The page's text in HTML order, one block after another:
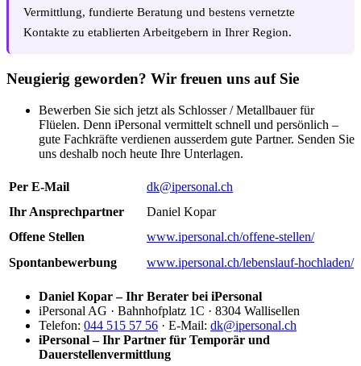
Vermittlung, fundierte Beratung und bestens vernetzte
Kontakte zu etablierten Arbeitgebern in Ihrer Region.
Neugierig geworden? Wir freuen uns auf Sie
Bewerben Sie sich jetzt als Schlosser / Metallbauer für
Flüelen. Denn iPersonal vermittelt schnell und persönlich –
gute Fachkräfte verdienen ausserdem gute Partner. Senden Sie
uns deshalb noch heute Ihre Unterlagen.
Per E-Mail
dk@ipersonal.ch
Ihr Ansprechpartner
Daniel Kopar
Offene Stellen
www.ipersonal.ch/offene-stellen/
Spontanbewerbung
www.ipersonal.ch/lebenslauf-hochladen/
Daniel Kopar – Ihr Berater bei iPersonal
iPersonal AG · Bahnhofplatz 1C · 8304 Wallisellen
Telefon: 044 515 57 56 · E-Mail: dk@ipersonal.ch
iPersonal – Ihr Partner für Temporär und
Dauerstellenvermittlung